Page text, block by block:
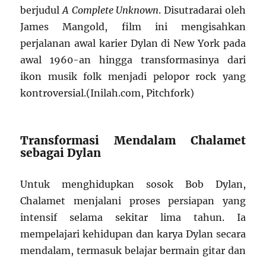
berjudulA Complete Unknown. Disutradarai oleh
James Mangold, film ini mengisahkan
perjalanan awal karier Dylan di New York pada
awal 1960-an hingga transformasinya dari
ikon musik folk menjadi pelopor rock yang
kontroversial.(Inilah.com, Pitchfork)
Transformasi Mendalam Chalamet
sebagai Dylan
Untuk menghidupkan sosok Bob Dylan,
Chalamet menjalani proses persiapan yang
intensif selama sekitar lima tahun. Ia
mempelajari kehidupan dan karya Dylan secara
mendalam, termasuk belajar bermain gitar dan